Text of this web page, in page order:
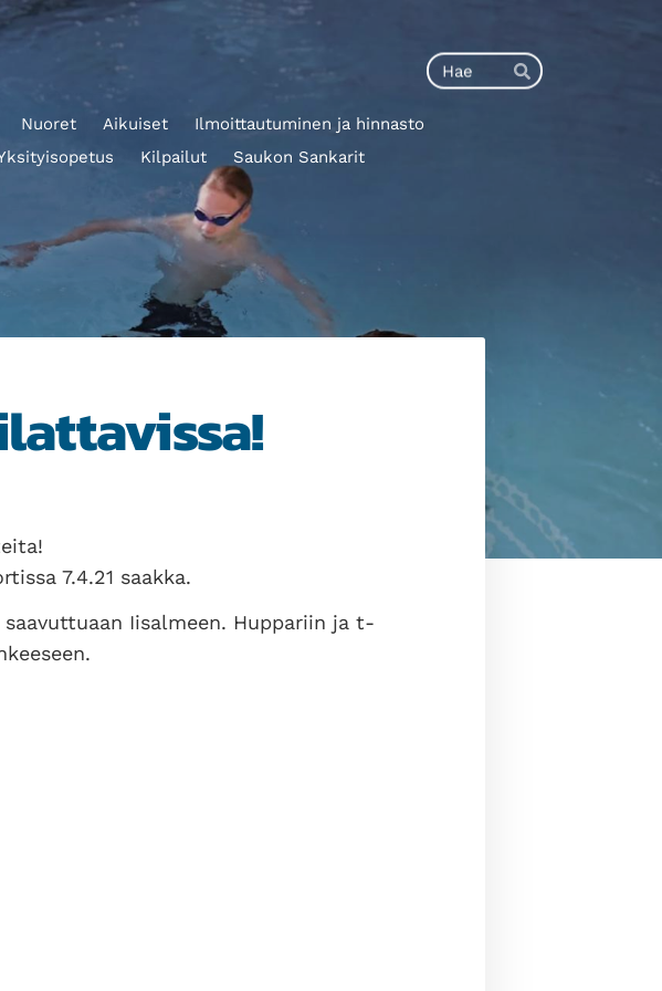
Haku
Hae
Nuoret Aikuiset
Ilmoittautuminen ja hinnasto
Kilpailut Saukon Sankarit
7.4.21 saakka.
Iisalmeen. Huppariin ja t-